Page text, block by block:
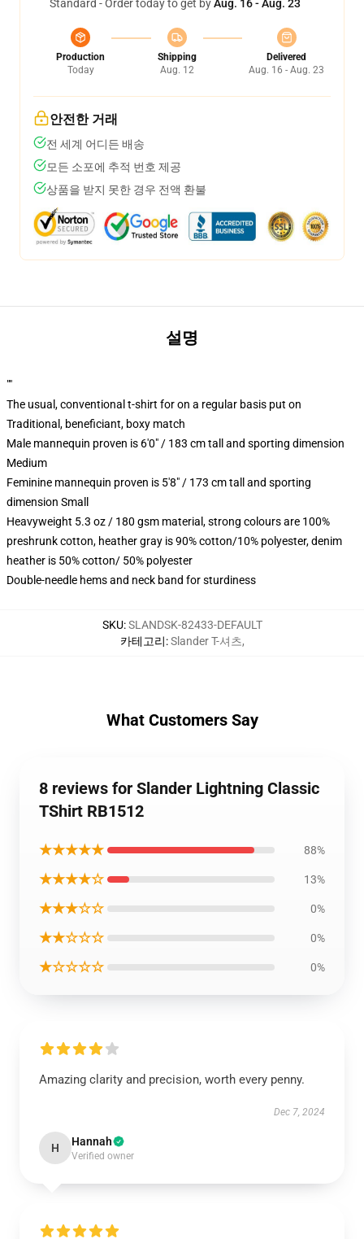
Standard - Order today to get byAug. 16 - Aug. 23
Production
Today
Shipping
Aug. 12
Delivered
Aug. 16 - Aug. 23
안전한 거래
전 세계 어디든 배송
모든 소포에 추적 번호 제공
상품을 받지 못한 경우 전액 환불
설명
""
The usual, conventional t-shirt for on a regular basis put on
Traditional, beneficiant, boxy match
Male mannequin proven is 6'0" / 183 cm tall and sporting dimension
Medium
Feminine mannequin proven is 5'8" / 173 cm tall and sporting
dimension Small
Heavyweight 5.3 oz / 180 gsm material, strong colours are 100%
preshrunk cotton, heather gray is 90% cotton/10% polyester, denim
heather is 50% cotton/ 50% polyester
Double-needle hems and neck band for sturdiness
SKU:SLANDSK-82433-DEFAULT
카테고리:Slander T-셔츠,
What Customers Say
8 reviews for Slander Lightning Classic
TShirt RB1512
★★★★★ 88%
★★★★☆ 13%
★★★☆☆ 0%
★★☆☆☆ 0%
★☆☆☆☆ 0%
Amazing clarity and precision, worth every penny.
Dec 7, 2024
H Hannah
Verified owner